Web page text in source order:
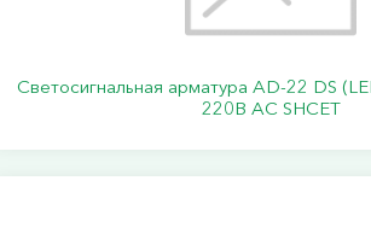
Светосигнальная арматура АD-22 DS
220В АС SHCET